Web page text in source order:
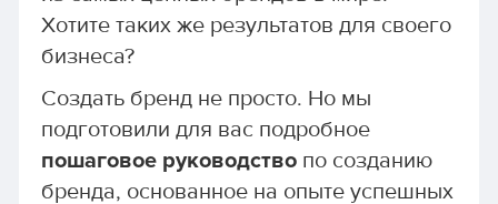
Хотите таких же результатов для своего
бизнеса?
Создать бренд не просто. Но мы
подготовили для вас подробное
пошаговое руководствопо созданию
бренда, основанное на опыте успешных